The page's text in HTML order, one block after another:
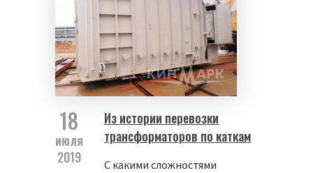
18
июля
2019
Из истории перевозки
трансформаторов по каткам
С какими сложностями